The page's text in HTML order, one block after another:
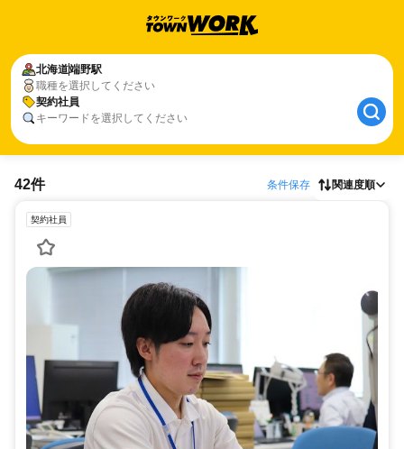
北海道端野駅
職種を選択してください
契約社員
キーワードを選択してください
42件 条件保存 関連度順
契約社員